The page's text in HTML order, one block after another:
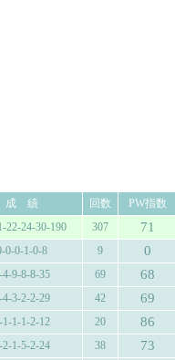
成 績 回数
PW指数
22-24-30-190 307 71
0-0-1-0-8 9 0
4-9-8-8-35 69 68
4-3-2-2-29 42 69
1-1-1-2-12 20 86
2-1-5-2-24 38 73